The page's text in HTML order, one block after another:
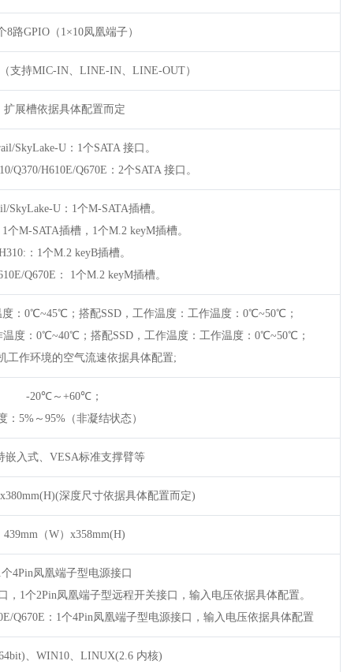
8路GPIO（1×10凤凰端子）
支持MIC-IN、LINE-IN、LINE-OUT）
扩展槽依据具体配置而定
SkyLake-U：1个SATA 接口。
Q370/H610E/Q670E：2个SATA 接口。
SkyLake-U：1个M-SATA插槽。
1个M-SATA插槽，1个M.2 keyM插槽。
：1个M.2 keyB插槽。
Q670E： 1个M.2 keyM插槽。
度：0℃~45℃；搭配SSD，工作温度：工作温度：0℃~50℃；
温度：0℃~40℃；搭配SSD，工作温度：工作温度：0℃~50℃；
工作环境的空气流速依据具体配置;
-20℃～+60℃；
：5%～95%（非凝结状态）
嵌入式、VESA标准支撑臂等
深度尺寸依据具体配置而定)
439mm（W）x358mm(H)
个4Pin凤凰端子型电源接口
，1个2Pin凤凰端子型远程开关接口，输入电压依据具体配置。
Q670E：1个4Pin凤凰端子型电源接口，输入电压依据具体配置
、WIN10、LINUX(2.6 内核)